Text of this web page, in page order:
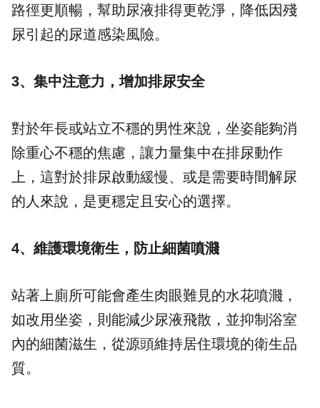
路徑更順暢，幫助尿液排得更乾淨，降低因殘
尿引起的尿道感染風險。
3、集中注意力，增加排尿安全
對於年長或站立不穩的男性來說，坐姿能夠消
除重心不穩的焦慮，讓力量集中在排尿動作
上，這對於排尿啟動緩慢、或是需要時間解尿
的人來說，是更穩定且安心的選擇。
4、維護環境衛生，防止細菌噴濺
站著上廁所可能會產生肉眼難見的水花噴濺，
如改用坐姿，則能減少尿液飛散，並抑制浴室
內的細菌滋生，從源頭維持居住環境的衛生品
質。